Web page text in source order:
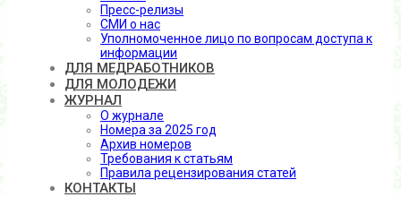
Пресс-релизы
СМИ о нас
Уполномоченное лицо по вопросам доступа к
информации
ДЛЯ МЕДРАБОТНИКОВ
ДЛЯ МОЛОДЕЖИ
ЖУРНАЛ
О журнале
Номера за 2025 год
Архив номеров
Требования к статьям
Правила рецензирования статей
КОНТАКТЫ